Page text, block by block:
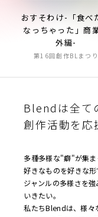
おすそわけ-「食べ
なっちゃった」商
外編-
第16回創作BLまつり
Blendは全て
創作活動を応
多種多様な"癖"が集ま
好きなものを好きな形
ジャンルの多様さを
いきたい。
私たちBlendは、様々